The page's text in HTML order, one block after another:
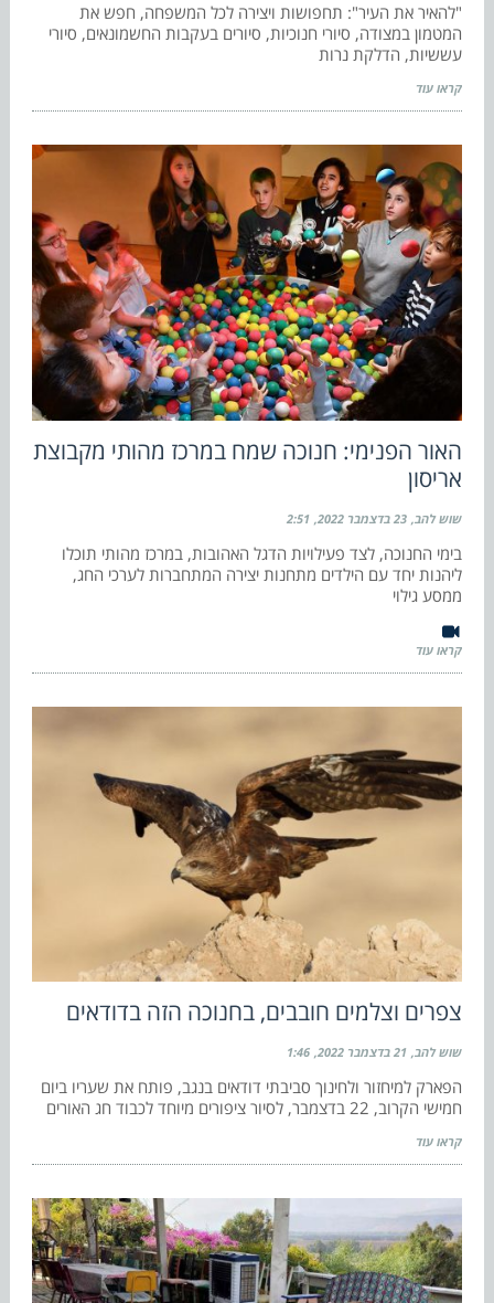
"להאיר את העיר": תחפושות ויצירה לכל המשפחה, חפש את
המטמון במצודה, סיורי חנוכיות, סיורים בעקבות החשמונאים, סיורי
עששיות, הדלקת נרות
קראו עוד
האור הפנימי: חנוכה שמח במרכז מהותי מקבוצת
אריסון
שוש להב 23 בדצמבר 2022 2:51
בימי החנוכה, לצד פעילויות הדגל האהובות, במרכז מהותי תוכלו
ליהנות יחד עם הילדים מתחנות יצירה המתחברות לערכי החג,
ממסע גילוי
קראו עוד
צפרים וצלמים חובבים, בחנוכה הזה בדודאים
שוש להב 21 בדצמבר 2022 1:46
הפארק למיחזור ולחינוך סביבתי דודאים בנגב, פותח את שעריו ביום
חמישי הקרוב, 22 בדצמבר, לסיור ציפורים מיוחד לכבוד חג האורים
קראו עוד